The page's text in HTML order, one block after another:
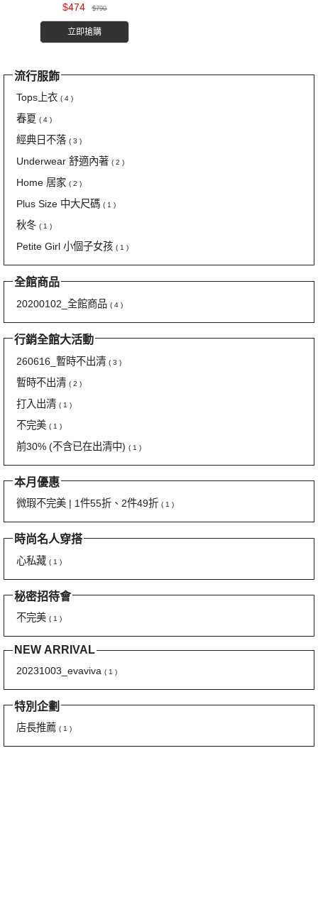
$474 $790
立即搶購
流行服飾
Tops上衣 ( 4 )
春夏 ( 4 )
經典日不落 ( 3 )
Underwear 舒適內著 ( 2 )
Home 居家 ( 2 )
Plus Size 中大尺碼 ( 1 )
秋冬 ( 1 )
Petite Girl 小個子女孩 ( 1 )
全館商品
20200102_全館商品 ( 4 )
行銷全館大活動
260616_暫時不出清 ( 3 )
暫時不出清 ( 2 )
打入出清 ( 1 )
不完美 ( 1 )
前30% (不含已在出清中) ( 1 )
本月優惠
微瑕不完美 | 1件55折、2件49折 ( 1 )
時尚名人穿搭
心私藏 ( 1 )
秘密招待會
不完美 ( 1 )
NEW ARRIVAL
20231003_evaviva ( 1 )
特別企劃
店長推薦 ( 1 )